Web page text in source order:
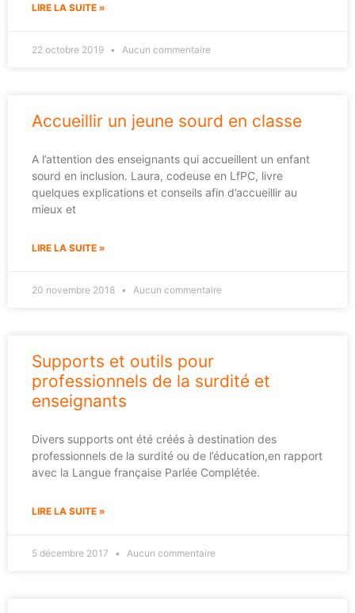
LIRE LA SUITE »
22 octobre 2019 Aucun commentaire
Accueillir un jeune sourd en classe
A l’attention des enseignants qui accueillent un enfant
sourd en inclusion. Laura, codeuse en LfPC, livre
quelques explications et conseils afin d’accueillir au
mieux et
LIRE LA SUITE »
20 novembre 2018 Aucun commentaire
Supports et outils pour
professionnels de la surdité et
enseignants
Divers supports ont été créés à destination des
professionnels de la surdité ou de l’éducation,en rapport
avec la Langue française Parlée Complétée.
LIRE LA SUITE »
5 décembre 2017 Aucun commentaire